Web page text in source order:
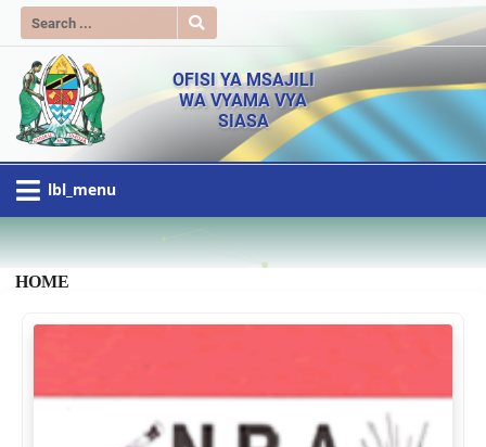
OFISI YA MSAJILI
WA VYAMA VYA
SIASA
lbl_menu
HOME